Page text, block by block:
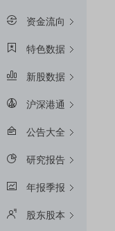
资金流向
特色数据
新股数据
沪深港通
公告大全
研究报告
年报季报
股东股本